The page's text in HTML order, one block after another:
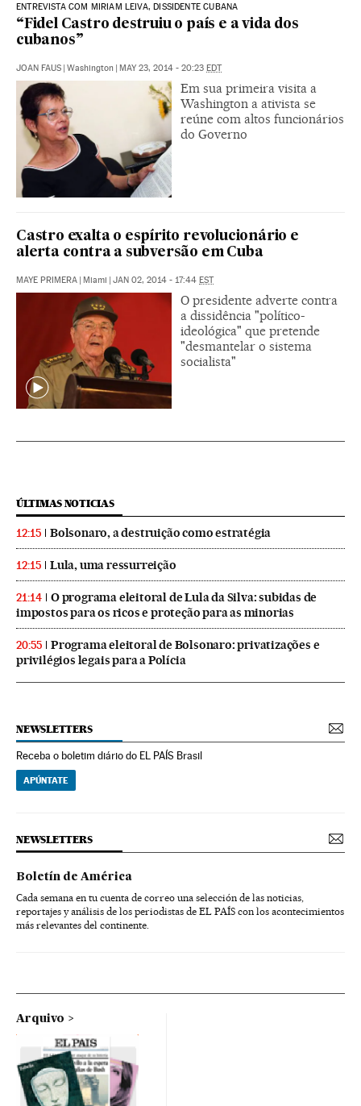
ENTREVISTA COM MIRIAM LEIVA, DISSIDENTE CUBANA
“Fidel Castro destruiu o país e a vida dos
cubanos”
JOAN FAUS | Washington | MAY 23, 2014 - 20:23 EDT
Em sua primeira visita a
Washington a ativista se
reúne com altos funcionários
do Governo
Castro exalta o espírito revolucionário e
alerta contra a subversão em Cuba
MAYE PRIMERA | Miami | JAN 02, 2014 - 17:44 EST
O presidente adverte contra
a dissidência "político-
ideológica" que pretende
"desmantelar o sistema
socialista"
ÚLTIMAS NOTICIAS
12:15 Bolsonaro, a destruição como estratégia
12:15 Lula, uma ressurreição
21:14
O programa eleitoral de Lula da Silva: subidas de
impostos para os ricos e proteção para as minorias
20:55
Programa eleitoral de Bolsonaro: privatizações e
privilégios legais para a Polícia
NEWSLETTERS
Receba o boletim diário do EL PAÍS Brasil
APÚNTATE
NEWSLETTERS
Boletín de América
Cada semana en tu cuenta de correo una selección de las noticias,
reportajes y análisis de los periodistas de EL PAÍS con los acontecimientos
más relevantes del continente.
Arquivo